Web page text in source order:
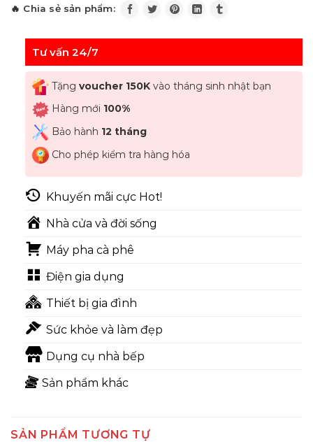
Tư vấn 24/7
Tặng voucher 150Kvào tháng sinh nhật bạn
Hàng mới 100%
Bảo hành 12 tháng
Cho phép kiểm tra hàng hóa
Khuyến mãi cực Hot!
Nhà cửa và đời sống
Máy pha cà phê
Điện gia dụng
Thiết bị gia đình
Sức khỏe và làm đẹp
Dụng cụ nhà bếp
Sản phẩm khác
SẢN PHẨM TƯƠNG TỰ